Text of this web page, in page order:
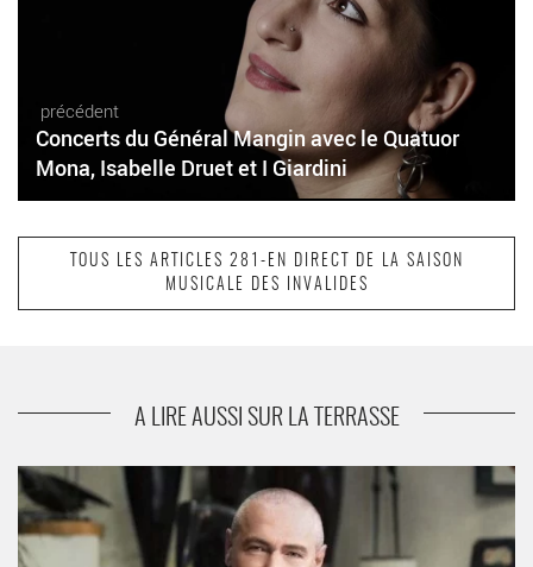
précédent
Concerts du Général Mangin avec le Quatuor
Mona, Isabelle Druet et I Giardini
TOUS LES ARTICLES 281-EN DIRECT DE LA SAISON
MUSICALE DES INVALIDES
A LIRE AUSSI SUR LA TERRASSE
Concerts des lauréats des Victoires de la Musique Classique.
Avec Julie Depardieu, Lise Berthaud, Ophélie Gaillard, Romain
Leleu, Ivo Pogorelich - Critique sortie Classique / Opéra Paris
Cathédrale Saint-Louis des Invalides